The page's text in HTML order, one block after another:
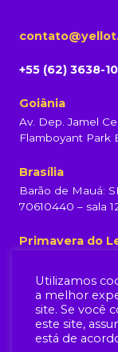
+55 (62) 3638-
Goiânia
Av. Dep. Jamel
Flamboyant Park
Brasília
Barão de Mauá:
70610440 – sala
Primavera do
Rua
(65) 99960-6839
Utilizamos
a melhor
site. Se você
este site,
está de